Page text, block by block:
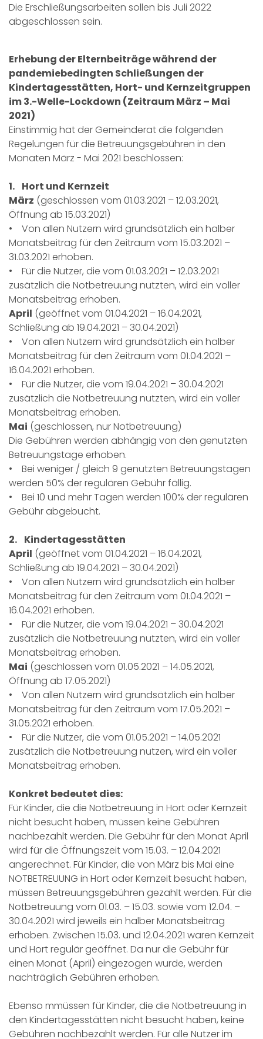
Die Erschließungsarbeiten sollen bis Juli 2022
abgeschlossen sein.
Erhebung der Elternbeiträge während der
pandemiebedingten Schließungen der
Kindertagesstätten, Hort- und Kernzeitgruppen
im 3.-Welle-Lockdown (Zeitraum März – Mai
2021)
Einstimmig hat der Gemeinderat die folgenden
Regelungen für die Betreuungsgebühren in den
Monaten März - Mai 2021 beschlossen:
1. Hort und Kernzeit
März (geschlossen vom 01.03.2021 – 12.03.2021,
Öffnung ab 15.03.2021)
• Von allen Nutzern wird grundsätzlich ein halber
Monatsbeitrag für den Zeitraum vom 15.03.2021 –
31.03.2021 erhoben.
• Für die Nutzer, die vom 01.03.2021 – 12.03.2021
zusätzlich die Notbetreuung nutzten, wird ein voller
Monatsbeitrag erhoben.
April (geöffnet vom 01.04.2021 – 16.04.2021,
Schließung ab 19.04.2021 – 30.04.2021)
• Von allen Nutzern wird grundsätzlich ein halber
Monatsbeitrag für den Zeitraum vom 01.04.2021 –
16.04.2021 erhoben.
• Für die Nutzer, die vom 19.04.2021 – 30.04.2021
zusätzlich die Notbetreuung nutzten, wird ein voller
Monatsbeitrag erhoben.
Mai (geschlossen, nur Notbetreuung)
Die Gebühren werden abhängig von den genutzten
Betreuungstage erhoben.
• Bei weniger / gleich 9 genutzten Betreuungstagen
werden 50% der regulären Gebühr fällig.
• Bei 10 und mehr Tagen werden 100% der regulären
Gebühr abgebucht.
2. Kindertagesstätten
April (geöffnet vom 01.04.2021 – 16.04.2021,
Schließung ab 19.04.2021 – 30.04.2021)
• Von allen Nutzern wird grundsätzlich ein halber
Monatsbeitrag für den Zeitraum vom 01.04.2021 –
16.04.2021 erhoben.
• Für die Nutzer, die vom 19.04.2021 – 30.04.2021
zusätzlich die Notbetreuung nutzten, wird ein voller
Monatsbeitrag erhoben.
Mai (geschlossen vom 01.05.2021 – 14.05.2021,
Öffnung ab 17.05.2021)
• Von allen Nutzern wird grundsätzlich ein halber
Monatsbeitrag für den Zeitraum vom 17.05.2021 –
31.05.2021 erhoben.
• Für die Nutzer, die vom 01.05.2021 – 14.05.2021
zusätzlich die Notbetreuung nutzen, wird ein voller
Monatsbeitrag erhoben.
Konkret bedeutet dies:
Für Kinder, die die Notbetreuung in Hort oder Kernzeit
nicht besucht haben, müssen keine Gebühren
nachbezahlt werden. Die Gebühr für den Monat April
wird für die Öffnungszeit vom 15.03. – 12.04.2021
angerechnet. Für Kinder, die von März bis Mai eine
NOTBETREUUNG in Hort oder Kernzeit besucht haben,
müssen Betreuungsgebühren gezahlt werden. Für die
Notbetreuung vom 01.03. – 15.03. sowie vom 12.04. –
30.04.2021 wird jeweils ein halber Monatsbeitrag
erhoben. Zwischen 15.03. und 12.04.2021 waren Kernzeit
und Hort regulär geöffnet. Da nur die Gebühr für
einen Monat (April) eingezogen wurde, werden
nachträglich Gebühren erhoben.
Ebenso mmüssen für Kinder, die die Notbetreuung in
den Kindertagesstätten nicht besucht haben, keine
Gebühren nachbezahlt werden. Für alle Nutzer im